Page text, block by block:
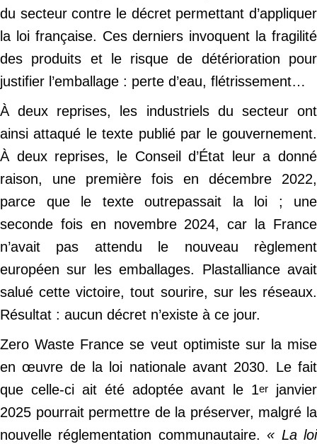
du secteur contre le décret permettant d’appliquer
la loi française. Ces derniers invoquent la fragilité
des produits et le risque de détérioration pour
justifier l’emballage : perte d’eau, flétrissement…
À deux reprises, les industriels du secteur ont
ainsi attaqué le texte publié par le gouvernement.
À deux reprises, le Conseil d’État leur a donné
raison, une première fois en décembre 2022,
parce que le texte outrepassait la loi ; une
seconde fois en novembre 2024, car la France
n’avait pas attendu le nouveau règlement
européen sur les emballages. Plastalliance avait
salué cette victoire, tout sourire, sur les réseaux.
Résultat : aucun décret n’existe à ce jour.
Zero Waste France se veut optimiste sur la mise
en œuvre de la loi nationale avant 2030. Le fait
que celle-ci ait été adoptée avant le 1er
janvier
2025 pourrait permettre de la préserver, malgré la
nouvelle réglementation communautaire.« La loi